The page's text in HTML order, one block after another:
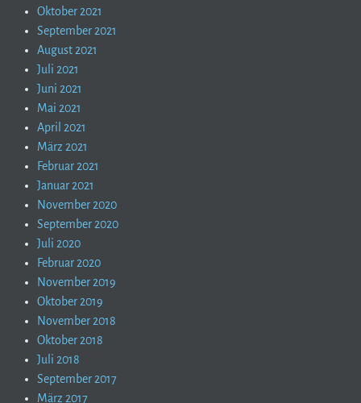
Oktober 2021
September 2021
August 2021
Juli 2021
Juni 2021
Mai 2021
April 2021
März 2021
Februar 2021
Januar 2021
November 2020
September 2020
Juli 2020
Februar 2020
November 2019
Oktober 2019
November 2018
Oktober 2018
Juli 2018
September 2017
März 2017